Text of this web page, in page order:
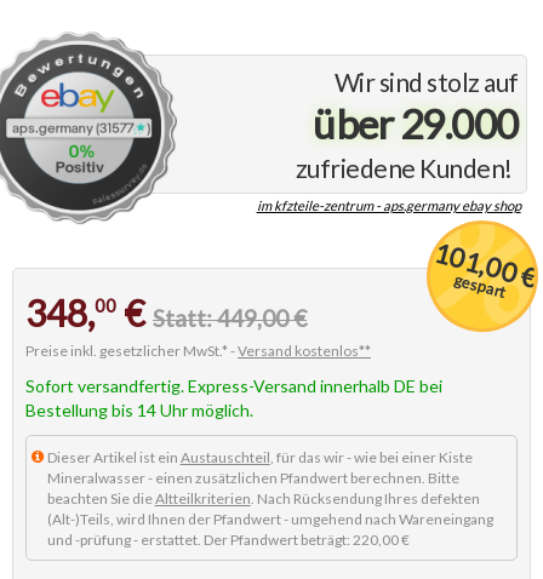
Wir sind stolz auf
über 29.000
zufriedene Kunden!
im kfzteile-zentrum - aps.germany ebay shop
101,00 €
gespart
348,00 € Statt: 449,00 €
Preise inkl. gesetzlicher MwSt.* -Versand kostenlos**
Sofort versandfertig. Express-Versand innerhalb DE bei
Bestellung bis 14 Uhr möglich.
Dieser Artikel ist ein Austauschteil , für das wir - wie bei einer Kiste
Mineralwasser - einen zusätzlichen Pfandwert berechnen. Bitte
beachten Sie dieAltteilkriterien . Nach Rücksendung Ihres defekten
(Alt-)Teils, wird Ihnen der Pfandwert - umgehend nach Wareneingang
und -prüfung - erstattet. Der Pfandwert beträgt: 220,00 €